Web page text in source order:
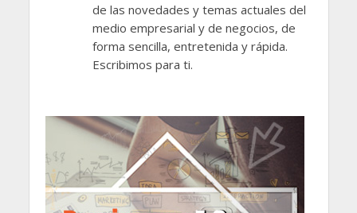
de las novedades y temas actuales del
medio empresarial y de negocios, de
forma sencilla, entretenida y rápida.
Escribimos para ti.